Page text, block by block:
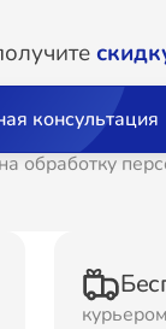
консультация
обработку